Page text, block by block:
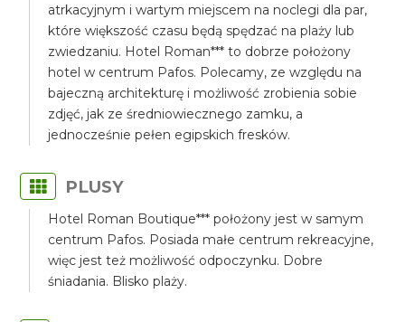
atrkacyjnym i wartym miejscem na noclegi dla par,
które większość czasu będą spędzać na plaży lub
zwiedzaniu. Hotel Roman*** to dobrze położony
hotel w centrum Pafos. Polecamy, ze względu na
bajeczną architekturę i możliwość zrobienia sobie
zdjęć, jak ze średniowiecznego zamku, a
jednocześnie pełen egipskich fresków.
PLUSY
Hotel Roman Boutique*** położony jest w samym
centrum Pafos. Posiada małe centrum rekreacyjne,
więc jest też możliwość odpoczynku. Dobre
śniadania. Blisko plaży.